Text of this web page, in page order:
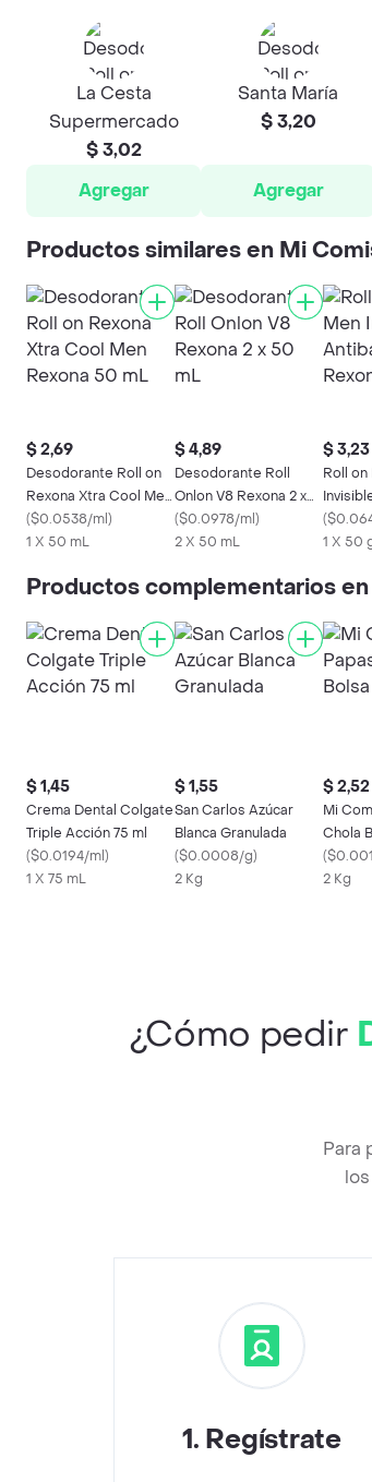
La Cesta
Supermercado
$ 3,02
Agregar
Santa María
$ 3,20
Agregar
Productos similares en Mi
$ 2,69
Desodorante Roll on
Rexona Xtra Cool Men
Rexona 50 mL
($0.0538/ml)
1 X 50 mL
$ 4,89
Desodorante Roll
Onlon V8 Rexona 2 x
50 mL
($0.0978/ml)
2 X 50 mL
$ 3,23
Roll on
Rexona
(
1 X 50
Productos complementarios
$ 1,45
Crema Dental Colgate
Triple Acción 75 ml
($0.0194/ml)
1 X 75 mL
$ 1,55
San Carlos Azúcar
Blanca Granulada
($0.0008/g)
2 Kg
$ 2,52
Mi
Chola
(
2 Kg
¿Cómo pedir
Para
1. Regístrate